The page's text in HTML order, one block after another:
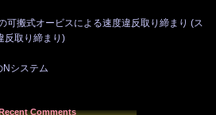
可搬式オービスによる速度違反取り締まり (ス
反取り締まり)
Nシステム
Comments